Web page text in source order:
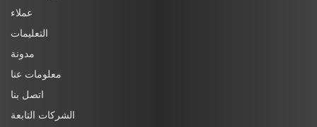
عملاء
التعليمات
مدونة
معلومات عنا
اتصل بنا
الشركات التابعة